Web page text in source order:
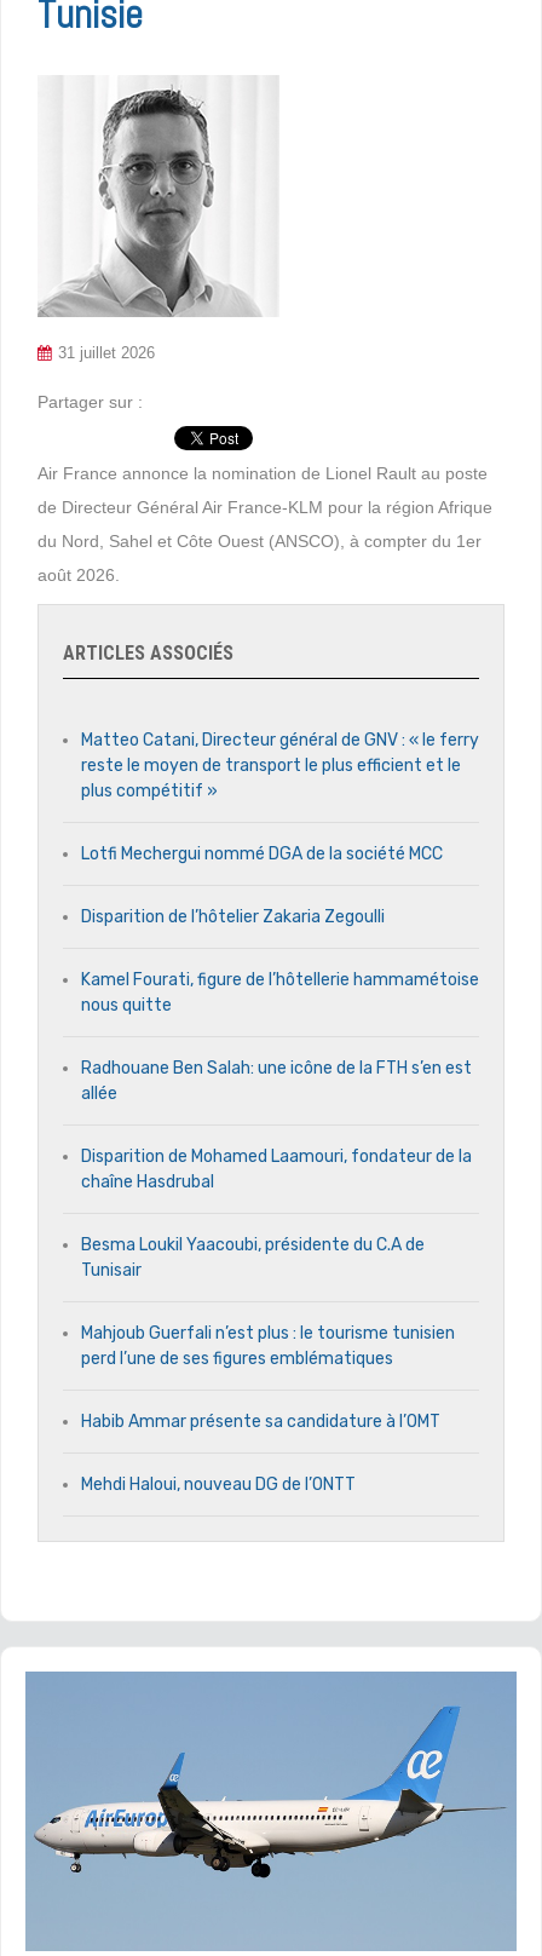
Tunisie
31 juillet 2026
Partager sur :
Air France annonce la nomination de Lionel Rault au poste
de Directeur Général Air France-KLM pour la région Afrique
du Nord, Sahel et Côte Ouest (ANSCO), à compter du 1er
août 2026.
ARTICLES ASSOCIÉS
Matteo Catani, Directeur général de GNV : « le ferry
reste le moyen de transport le plus efficient et le
plus compétitif »
Lotfi Mechergui nommé DGA de la société MCC
Disparition de l’hôtelier Zakaria Zegoulli
Kamel Fourati, figure de l’hôtellerie hammamétoise
nous quitte
Radhouane Ben Salah: une icône de la FTH s’en est
allée
Disparition de Mohamed Laamouri, fondateur de la
chaîne Hasdrubal
Besma Loukil Yaacoubi, présidente du C.A de
Tunisair
Mahjoub Guerfali n’est plus : le tourisme tunisien
perd l’une de ses figures emblématiques
Habib Ammar présente sa candidature à l’OMT
Mehdi Haloui, nouveau DG de l’ONTT